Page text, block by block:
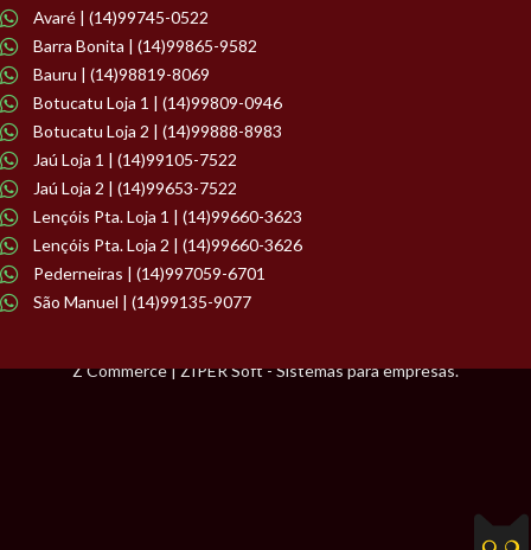
Avaré | (14)99745-0522
Barra Bonita | (14)99865-9582
Bauru | (14)98819-8069
Botucatu Loja 1 | (14)99809-0946
Botucatu Loja 2 | (14)99888-8983
Jaú Loja 1 | (14)99105-7522
Jaú Loja 2 | (14)99653-7522
Lençóis Pta. Loja 1 | (14)99660-3623
Lençóis Pta. Loja 2 | (14)99660-3626
Pederneiras | (14)997059-6701
São Manuel | (14)99135-9077
Z Commerce | ZIPER Soft - Sistemas para empresas.